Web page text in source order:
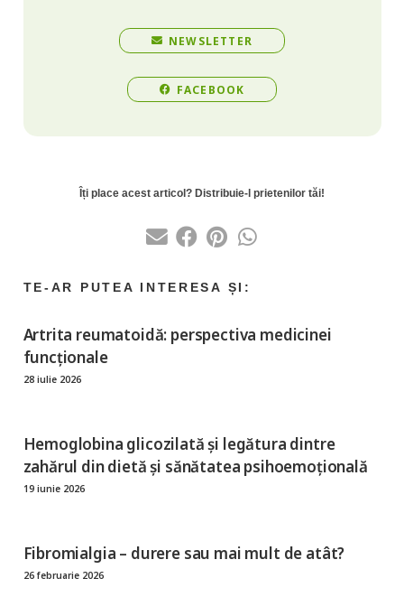
Artrita reumatoidă: perspectiva medicinei
funcționale
28 iulie 2026
Hemoglobina glicozilată şi legătura dintre
zahărul din dietă şi sănătatea psihoemoțională
19 iunie 2026
Fibromialgia – durere sau mai mult de atât?
26 februarie 2026
NEWSLETTER
FACEBOOK